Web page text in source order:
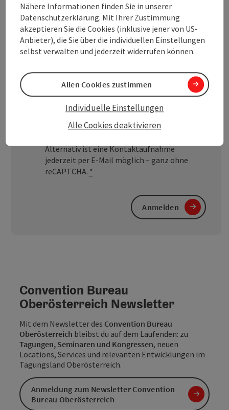
Newsletter-Versand verwendet und nicht an
Dritte weitergegeben. Eine Abmeldung ist
jederzeit kostenlos möglich. Die
Datenschutzerklärunghabe ich gelesen.
Zum Schutz vor Spam wird Google
personenbezogene Daten (z. B. die IP-
Adresse) an Google übermittelt werden. Mit
dem Absenden des Formulars werden die
Alternativ ist eine Kontaktaufnahme
jederzeit per E-Mail möglich – ganz ohne
reCAPTCHA. *
Anmelden
Convention Bureau
Oberösterreich Newsletter
Mit dem Newsletter des Convention Bureau
Oberösterreich bleibst du auf dem Laufenden: zu
Tagungen, Seminaren und Kongressen, neuen
Locations, Services und relevanten Entwicklungen im
Tagungsland Oberösterreich.
Anmeldung zum Newsletter Convention
Bureau Oberösterreich
Nähere Informationen finden Sie in unserer
Datenschutzerklärung. Mit Ihrer Zustimmung
akzeptieren Sie die Cookies (inklusive jener von US-
Anbieter), die Sie über die individuellen Einstellungen
selbst verwalten und jederzeit widerrufen können.
Alle Cookies deaktivieren
Individuelle Einstellungen
Allen Cookies zustimmen